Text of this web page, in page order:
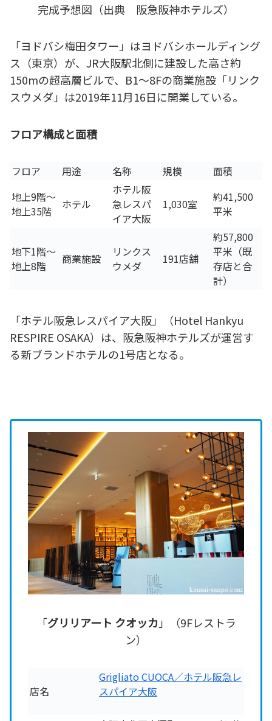
完成予想図（出典 阪急阪神ホテルズ）
「ヨドバシ梅田タワー」はヨドバシホールディング
ス（東京）が、JR大阪駅北側に建設した高さ約
150mの超高層ビルで、B1～8Fの商業施設「リンク
スウメダ」は2019年11月16日に開業している。
フロア構成と面積
フロア 用途 名称 規模
面積
地上9階～
地上35階
ホテル
ホテル阪
急レスパ
イア大阪
1,030室
約41,500
平米
地下1階～
地上8階
商業施設
リンクス
ウメダ
191店舗
約57,800
平米（既
存店と合
計）
「ホテル阪急レスパイア大阪」（Hotel Hankyu
RESPIRE OSAKA）は、阪急阪神ホテルズが運営す
る新ブランドホテルの1号店となる。
「グリリアート クオッカ 」（9Fレストラ
ン）
店名
Grigliato CUOCA／ホテル阪急レ
スパイア大阪